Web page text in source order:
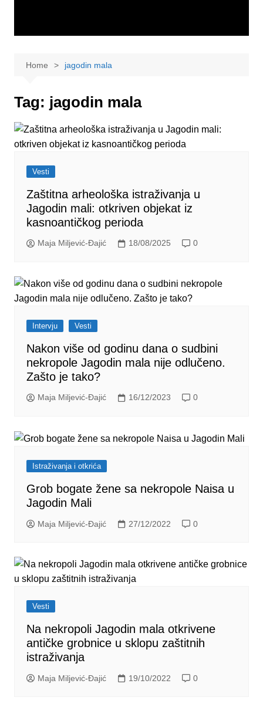
Home jagodin mala
Tag: jagodin mala
Vesti
Zaštitna arheološka istraživanja u
Jagodin mali: otkriven objekat iz
kasnoantičkog perioda
Maja Miljević-Đajić 18/08/2025 0
Intervju Vesti
Nakon više od godinu dana o sudbini
nekropole Jagodin mala nije odlučeno.
Zašto je tako?
Maja Miljević-Đajić 16/12/2023 0
Istraživanja i otkrića
Grob bogate žene sa nekropole Naisa u
Jagodin Mali
Maja Miljević-Đajić 27/12/2022 0
Vesti
Na nekropoli Jagodin mala otkrivene
antičke grobnice u sklopu zaštitnih
istraživanja
Maja Miljević-Đajić 19/10/2022 0